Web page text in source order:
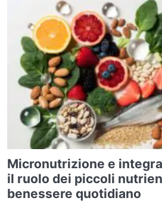
Micronutrizione e
il ruolo dei piccoli
benessere quotidiano